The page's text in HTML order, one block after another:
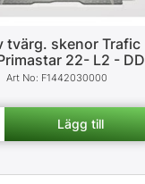
tvärg. skenor Trafic
22- L2 - DD
F1442030000